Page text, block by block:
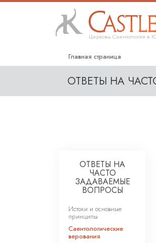
Церковь Саентологии в
Главная страница
ОТВЕТЫ НА
ОТВЕТЫ НА
ЧАСТО
ЗАДАВАЕМЫЕ
ВОПРОСЫ
Истоки и основные
принципы
Саентологические
верования